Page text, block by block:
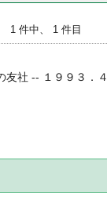
1 件中、 1 件目
友社 -- １９９３．